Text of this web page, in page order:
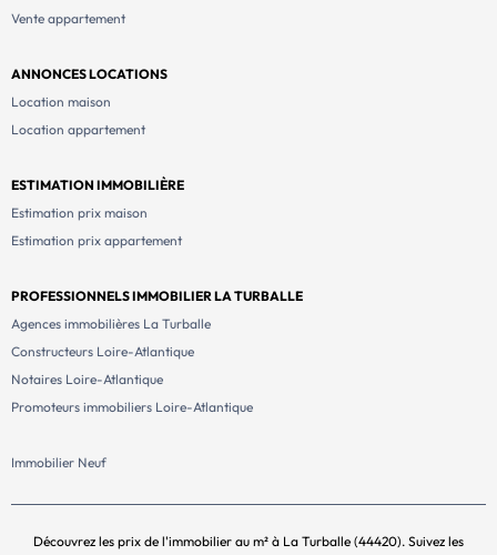
Vente appartement
ANNONCES LOCATIONS
Location maison
Location appartement
ESTIMATION IMMOBILIÈRE
Estimation prix maison
Estimation prix appartement
PROFESSIONNELS IMMOBILIER LA TURBALLE
Agences immobilières La Turballe
Constructeurs Loire-Atlantique
Notaires Loire-Atlantique
Promoteurs immobiliers Loire-Atlantique
Immobilier Neuf
Découvrez les prix de l'immobilier au m² à La Turballe (44420). Suivez les